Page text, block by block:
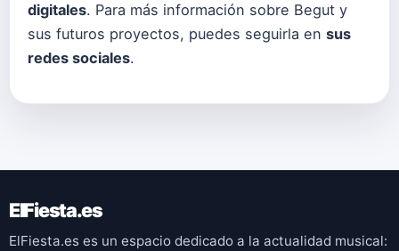
digitales. Para más información sobre Begut y
sus futuros proyectos, puedes seguirla en sus
redes sociales.
ElFiesta.es
ElFiesta.es es un espacio dedicado a la actualidad musical: